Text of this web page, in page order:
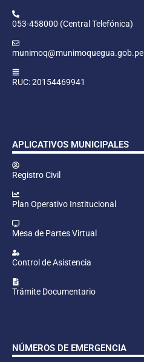
053-458000 (Central Telefónica)
munimoq@munimoquegua.gob.pe
RUC: 20154469941
APLICATIVOS MUNICIPALES
Registro Civil
Plan Operativo Institucional
Mesa de Partes Virtual
Control de Asistencia
Trámite Documentario
NÚMEROS DE EMERGENCIA